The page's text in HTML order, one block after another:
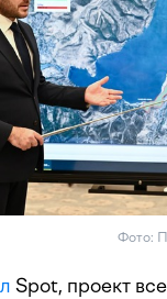
Фото:
Spot, проект